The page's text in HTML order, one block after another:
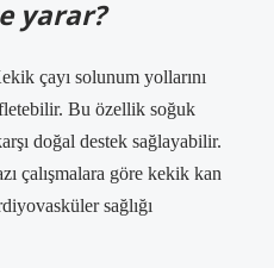
yarar?
çayı solunum yollarını
Bu özellik soğuk
doğal destek sağlayabilir.
çalışmalara göre kekik kan
sağlığı